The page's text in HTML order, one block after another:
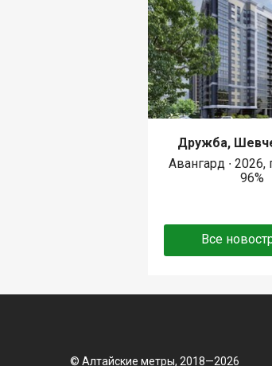
Дружба,
Авангард ∙ 2026,
96%
Все
© Алтайские метры, 2018—2026